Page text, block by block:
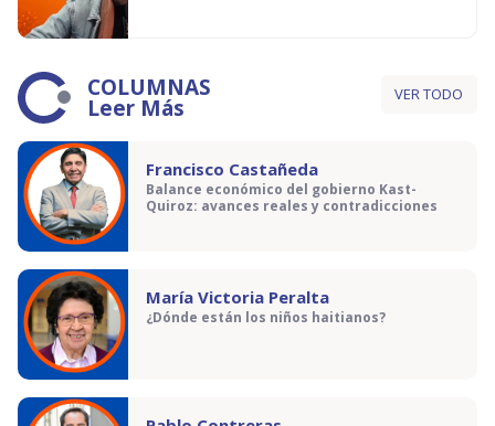
COLUMNAS
Leer Más VER TODO
Francisco Castañeda
Balance económico del gobierno Kast-
Quiroz: avances reales y contradicciones
María Victoria Peralta
¿Dónde están los niños haitianos?